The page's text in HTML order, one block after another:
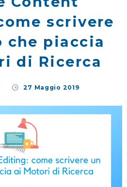
scrivere
che piaccia
di Ricerca
27 Maggio 2019